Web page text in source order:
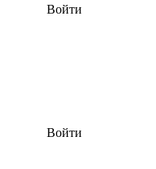
Войти
Войти